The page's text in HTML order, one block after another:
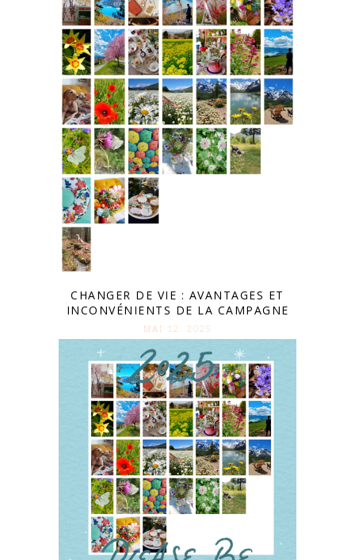
CHANGER DE VIE : AVANTAGES ET
INCONVÉNIENTS DE LA CAMPAGNE
MAI 12. 2025